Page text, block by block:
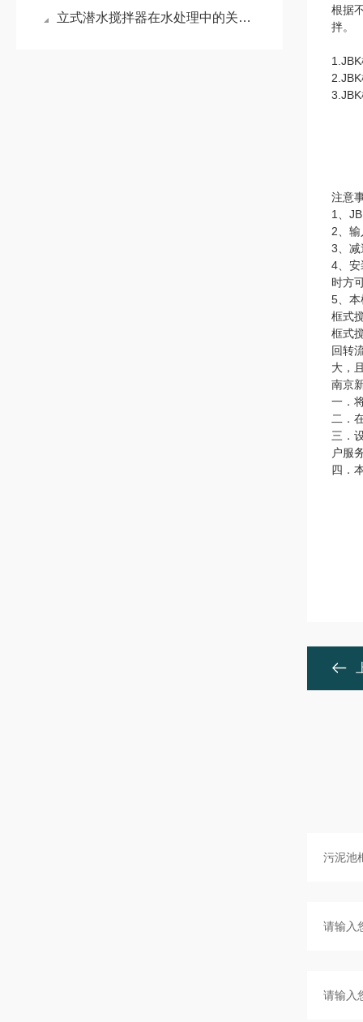
立式潜水搅拌器在水处理中的关键作用？
根据
拌。
注意
1、
2、
3、减
4、
时方
5、本
框式
框式
回转
大，
南京
一．
二．
三．
户服
四．